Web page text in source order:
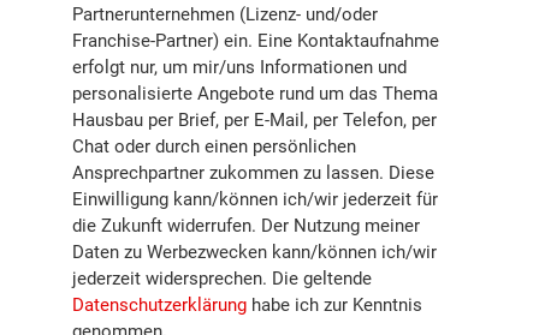
Partnerunternehmen (Lizenz- und/oder
Franchise-Partner) ein. Eine Kontaktaufnahme
erfolgt nur, um mir/uns Informationen und
personalisierte Angebote rund um das Thema
Hausbau per Brief, per E-Mail, per Telefon, per
Chat oder durch einen persönlichen
Ansprechpartner zukommen zu lassen. Diese
Einwilligung kann/können ich/wir jederzeit für
die Zukunft widerrufen. Der Nutzung meiner
Daten zu Werbezwecken kann/können ich/wir
jederzeit widersprechen. Die geltende
Datenschutzerklärung